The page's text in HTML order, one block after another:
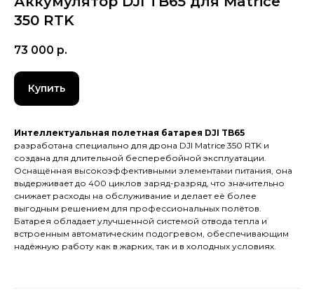
350 RTK
73 000 р.
Купить
Интеллектуальная полетная батарея DJI TB65
разработана специально для дрона DJI Matrice 350 RTK и
создана для длительной бесперебойной эксплуатации.
Оснащённая высокоэффективными элементами питания, она
выдерживает до 400 циклов заряд-разряд, что значительно
снижает расходы на обслуживание и делает её более
выгодным решением для профессиональных полётов.
Батарея обладает улучшенной системой отвода тепла и
встроенным автоматическим подогревом, обеспечивающим
надёжную работу как в жарких, так и в холодных условиях.